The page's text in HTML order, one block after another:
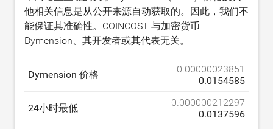
他相关信息是从公开来源自动获取的。因此，我们不
能保证其准确性。COINCOST 与加密货币
Dymension、其开发者或其代表无关。
Dymension 价格
0.00000023851
0.0154585
24小时最低
0.000000212297
0.0137596